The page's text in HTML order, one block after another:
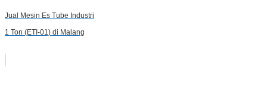
Jual Mesin Es Tube Industri
1 Ton (ETI-01) di Malang